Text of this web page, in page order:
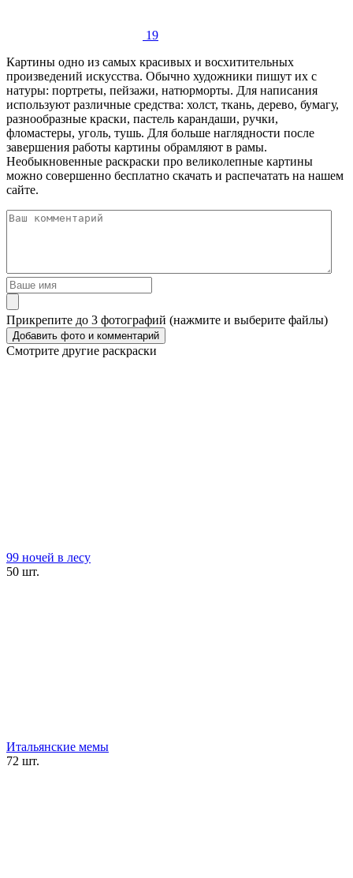
19
Картины одно из самых красивых и восхитительных
произведений искусства. Обычно художники пишут их с
натуры: портреты, пейзажи, натюрморты. Для написания
используют различные средства: холст, ткань, дерево, бумагу,
разнообразные краски, пастель карандаши, ручки,
фломастеры, уголь, тушь. Для больше наглядности после
завершения работы картины обрамляют в рамы.
Необыкновенные раскраски про великолепные картины
можно совершенно бесплатно скачать и распечатать на нашем
сайте.
Прикрепите до 3 фотографий (нажмите и выберите файлы)
Смотрите другие раскраски
99 ночей в лесу
50 шт.
Итальянские мемы
72 шт.